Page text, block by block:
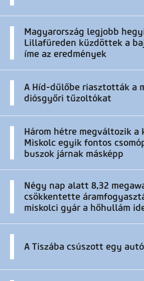
Magyarország legjobb
Lillafüreden küzdöttek a
íme az eredmények
A Híd-dűlőbe riasztották a
diósgyőri tűzoltókat
Három hétre megváltozik a
Miskolc egyik fontos
buszok járnak másképp
Négy nap alatt 8,32
csökkentette
miskolci gyár a hőhullám
A Tiszába csúszott egy